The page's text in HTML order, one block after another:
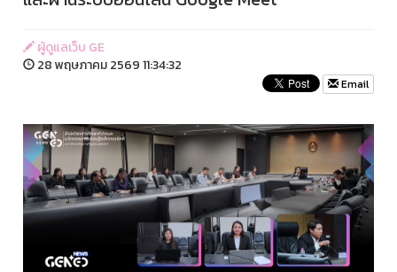
ผู้ดูแลเว็บ GE
28 พฤษภาคม 2569 11:34:32
Email